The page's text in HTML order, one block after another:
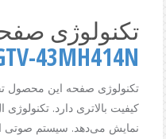
تکنولوژی
43MH414N
کیفیت بالاتری دارد.